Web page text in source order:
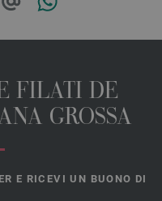
FILATI DE
GROSSA
E RICEVI UN BUONO DI